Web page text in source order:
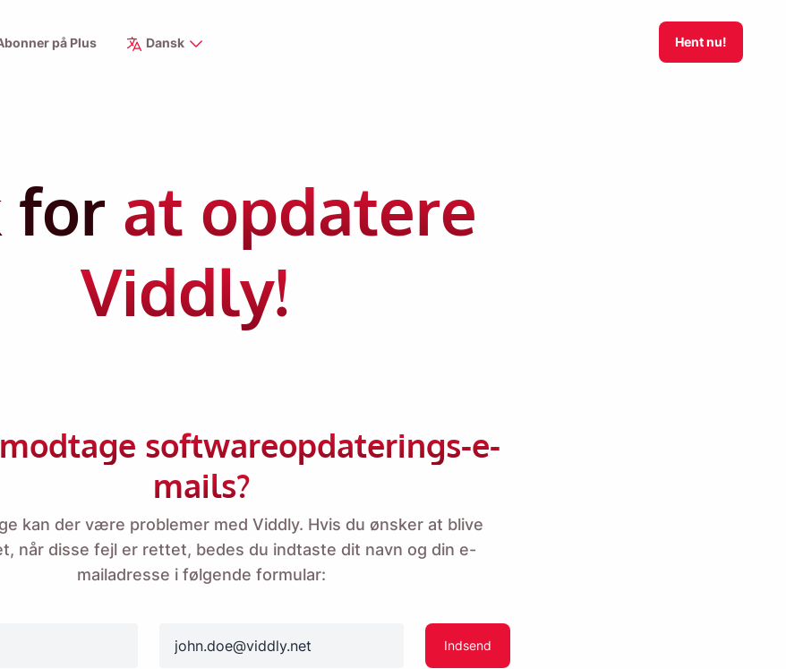
på Plus Dansk Hent nu!
for at opdatere
Viddly!
modtage softwareopdaterings-e-
mails?
kan der være problemer med Viddly. Hvis du ønsker at blive
når disse fejl er rettet, bedes du indtaste dit navn og din e-
mailadresse i følgende formular:
Indsend
Mind mig 🔔